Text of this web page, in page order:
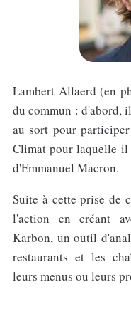
Lambert Allaerd (en
du commun : d'abord,
au sort pour
Climat pour laquelle il
d'Emmanuel Macron.
Suite à cette prise de
l'action en créant
Karbon, un outil
restaurants et les
leurs menus ou leurs